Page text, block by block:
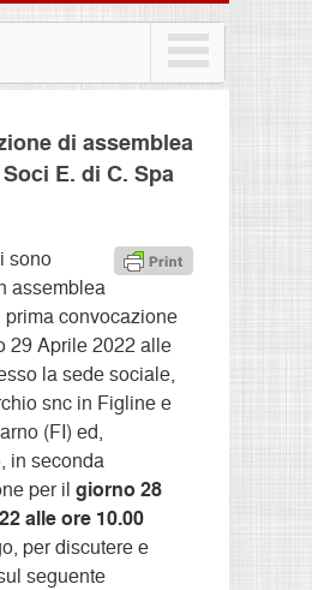
di assemblea
E. di C. Spa
sono
assemblea
convocazione
29 Aprile 2022 alle
la sede sociale,
snc in Figline e
(FI) ed,
in seconda
per il giorno 28
alle ore 10.00
per discutere e
seguente